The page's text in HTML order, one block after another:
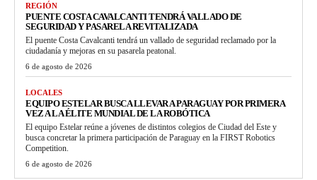
REGIÓN
PUENTE COSTA CAVALCANTI TENDRÁ VALLADO DE
SEGURIDAD Y PASARELA REVITALIZADA
El puente Costa Cavalcanti tendrá un vallado de seguridad reclamado por la
ciudadanía y mejoras en su pasarela peatonal.
6 de agosto de 2026
LOCALES
EQUIPO ESTELAR BUSCA LLEVAR A PARAGUAY POR PRIMERA
VEZ A LA ÉLITE MUNDIAL DE LA ROBÓTICA
El equipo Estelar reúne a jóvenes de distintos colegios de Ciudad del Este y
busca concretar la primera participación de Paraguay en la FIRST Robotics
Competition.
6 de agosto de 2026